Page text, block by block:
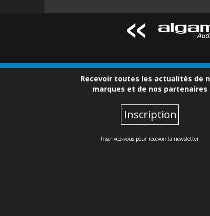
Recevoir toutes les actualités de
marques et de nos partenaires
Inscription
Inscrivez-vous pour recevoir la newsletter